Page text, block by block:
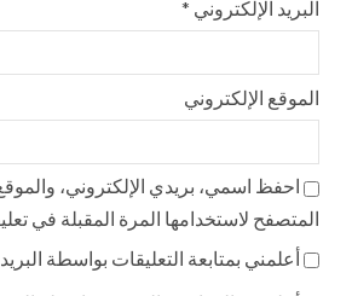
البريد الإلكتروني *
الموقع الإلكتروني
احفظ اسمي، بريدي الإلكتروني،
المتصفح لاستخدامها المرة المقبلة في
أعلمني بمتابعة التعليقات بواسطة